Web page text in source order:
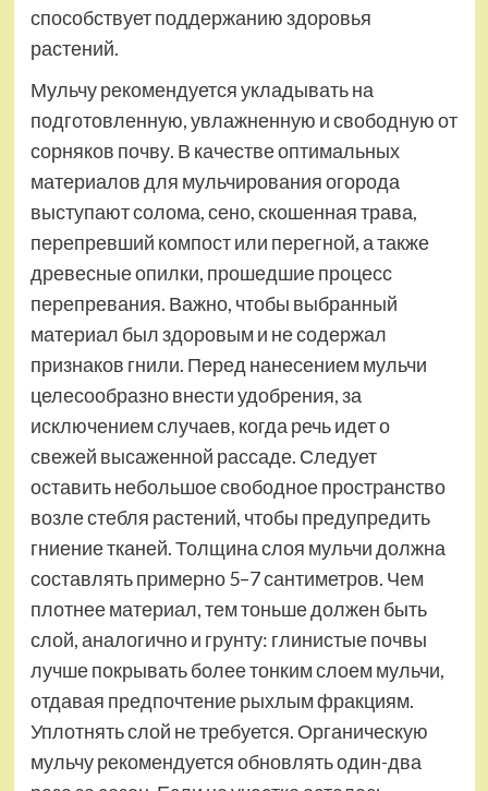
способствует поддержанию здоровья
растений.
Мульчу рекомендуется укладывать на
подготовленную, увлажненную и свободную от
сорняков почву. В качестве оптимальных
материалов для мульчирования огорода
выступают солома, сено, скошенная трава,
перепревший компост или перегной, а также
древесные опилки, прошедшие процесс
перепревания. Важно, чтобы выбранный
материал был здоровым и не содержал
признаков гнили. Перед нанесением мульчи
целесообразно внести удобрения, за
исключением случаев, когда речь идет о
свежей высаженной рассаде. Следует
оставить небольшое свободное пространство
возле стебля растений, чтобы предупредить
гниение тканей. Толщина слоя мульчи должна
составлять примерно 5–7 сантиметров. Чем
плотнее материал, тем тоньше должен быть
слой, аналогично и грунту: глинистые почвы
лучше покрывать более тонким слоем мульчи,
отдавая предпочтение рыхлым фракциям.
Уплотнять слой не требуется. Органическую
мульчу рекомендуется обновлять один-два